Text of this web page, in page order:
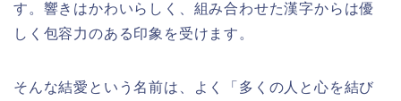
す。響きはかわいらしく、組み合わせた漢字からは優
しく包容力のある印象を受けます。
そんな結愛という名前は、よく「多くの人と心を結び